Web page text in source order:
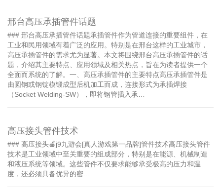
邢台高压承插管件话题
### 邢台高压承插管件话题承插管件作为管道连接的重要组件，在
工业和民用领域有着广泛的应用。特别是在邢台这样的工业城市，
高压承插管件的需求尤为显著。本文将围绕邢台高压承插管件的话
题，介绍其主要特点、应用领域及相关热点，旨在为读者提供一个
全面而系统的了解。一、高压承插管件的主要特点高压承插管件是
由圆钢或钢锭模锻成型后机加工而成，连接形式为承插焊接
（Socket Welding-SW），即将钢管插入承…
高压接头管件技术
### 高压接头🍎j9九游会[真人游戏第一品牌]管件技术高压接头管件
技术是工业领域中至关重要的组成部分，特别是在能源、机械制造
和液压系统等领域。这些管件不仅要求能够承受极高的压力和温
度，还必须具备优异的密…